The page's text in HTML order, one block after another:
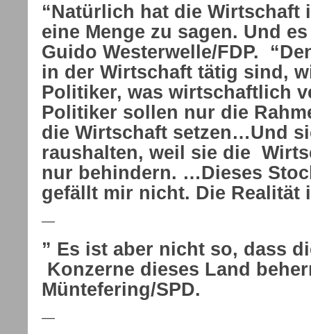
“Natürlich hat die Wirtschaft
eine Menge zu sagen. Und
Guido Westerwelle/FDP.
in der Wirtschaft tätig sind,
Politiker, was wirtschaftlich
Politiker sollen nur die
die Wirtschaft setzen…Und
raushalten, weil sie die
nur behindern. …Dieses
gefällt mir nicht. Die Realität
—
” Es ist aber nicht so, dass
Konzerne dieses Land
Müntefering/SPD.
—